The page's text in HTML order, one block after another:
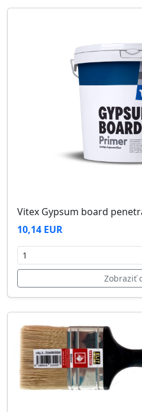
Vitex Gypsum board
10,14 EUR
Zobraziť